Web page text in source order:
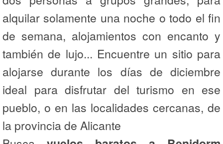
alquilar solamente una noche o todo el fin
de semana, alojamientos con encanto y
también de lujo... Encuentre un sitio para
alojarse durante los días de diciembre
ideal para disfrutar del turismo en ese
pueblo, o en las localidades cercanas, de
la provincia de Alicante